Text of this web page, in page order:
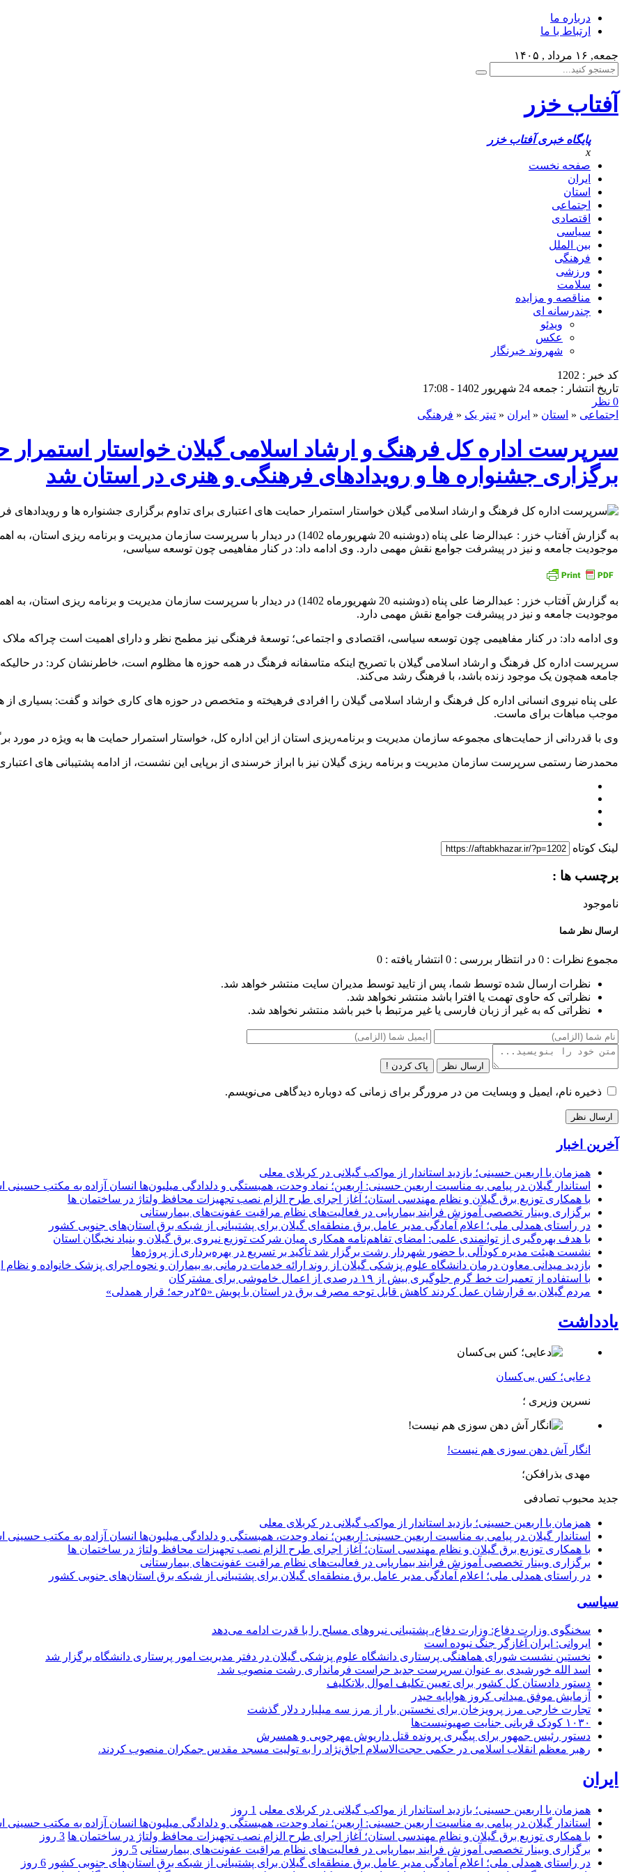
درباره ما
ارتباط با ما
جمعه, ۱۶ مرداد , ۱۴۰۵
آفتاب خزر
پایگاه خبری آفتاب خزر
x
صفحه نخست
ایران
استان
اجتماعی
اقتصادی
سیاسی
بین الملل
فرهنگی
ورزشی
سلامت
مناقصه و مزایده
چندرسانه ای
ویدئو
عکس
شهروند خبرنگار
کد خبر : 1202
تاریخ انتشار : جمعه 24 شهریور 1402 - 17:08
0 نظر
اجتماعی « استان « ایران « تیتر یک « فرهنگی
سرپرست اداره کل فرهنگ و ارشاد اسلامی گیلان خواستار استمرار
برگزاری جشنواره ها و رویدادهای فرهنگی و هنری در استان شد
به گزارش آفتاب خزر : عبدالرضا علی پناه (دوشنبه 20 شهریورماه 1402) در دیدار با سرپرست
موجودیت جامعه و نیز در پیشرفت جوامع نقش مهمی دارد. وی ادامه داد: در کنار مفاهیمی چون توسعه سیاسی،
به گزارش آفتاب خزر : عبدالرضا علی پناه (دوشنبه 20 شهریورماه 1402) در دیدار با سرپرست
موجودیت جامعه و نیز در پیشرفت جوامع نقش مهمی دارد.
وی ادامه داد: در کنار مفاهیمی چون توسعه سیاسی، اقتصادی و اجتماعی؛ توسعۀ فرهنگی نیز مطمح نظر و دارای اهمیت است چراکه
سرپرست اداره کل فرهنگ و ارشاد اسلامی گیلان با تصریح اینکه متاسفانه فرهنگ در همه حوزه ها مظلوم است، خاطرنشان کرد: در
جامعه همچون یک موجود زنده باشد، با فرهنگ رشد می‌کند.
علی پناه نیروی انسانی اداره کل فرهنگ و ارشاد اسلامی گیلان را افرادی فرهیخته و متخصص در حوزه های کاری خواند و گفت: بسیاری از
موجب مباهات برای ماست.
وی با قدردانی از حمایت‌های مجموعه سازمان مدیریت و برنامه‌ریزی استان از این اداره کل، خواستار استمرار حمایت ها به ویژه در مورد
محمدرضا رستمی سرپرست سازمان مدیریت و برنامه ریزی گیلان نیز با ابراز خرسندی از برپایی این نشست، از ادامه پشتیبانی های
لینک کوتاه
برچسب ها :
ناموجود
ارسال نظر شما
مجموع نظرات : 0 در انتظار بررسی : 0 انتشار یافته : 0
نظرات ارسال شده توسط شما، پس از تایید توسط مدیران سایت منتشر خواهد شد.
نظراتی که حاوی تهمت یا افترا باشد منتشر نخواهد شد.
نظراتی که به غیر از زبان فارسی یا غیر مرتبط با خبر باشد منتشر نخواهد شد.
ارسال نظر پاک کردن !
ذخیره نام، ایمیل و وبسایت من در مرورگر برای زمانی که دوباره دیدگاهی می‌نویسم.
آخرین اخبار
همزمان با اربعین حسینی؛ بازدید استاندار از مواکب گیلانی در کربلای معلی
استاندار گیلان در پیامی به مناسبت اربعین حسینی: اربعین؛ نماد وحدت، همبستگی و دلدادگی میلیون‌ها انسان آزاده به مکتب
با همکاری توزیع برق گیلان و نظام مهندسی استان؛ آغاز اجرای طرح الزام نصب تجهیزات محافظ ولتاژ در ساختمان ها
برگزاری وبینار تخصصی آموزش فرایند بیماریابی در فعالیت‌های نظام مراقبت عفونت‌های بیمارستانی
در راستای همدلی ملی؛ اعلام آمادگی مدیر عامل برق منطقه‌ای گیلان برای پشتیبانی از شبكه برق استان‌های جنوبی كشور
با هدف بهره‌گیری از توانمندی علمی: امضای تفاهم‌نامه همكاری میان شركت توزیع نیروی برق گیلان و بنیاد نخبگان استان
نشست هیئت مدیره کودآلی با حضور شهردار رشت برگزار شد تأکید بر تسریع در بهره‌برداری از پروژه‌ها
بازدید میدانی معاون درمان دانشگاه علوم پزشکی گیلان از روند ارائه خدمات درمانی به بیماران و نحوه اجرای پزشک خانواده و
با استفاده از تعمیرات خط گرم جلوگیری بیش از ۱۹ درصدی از اعمال خاموشی برای مشتركان
مردم گیلان به قرارشان عمل کردند كاهش قابل توجه مصرف برق در استان با پویش «۲۵درجه؛ قرار همدلی»
یادداشت
دعایی؛ کس بی‌کسان
نسرین وزیری ؛
انگار آش دهن سوزی هم نیست!
مهدی بذرافکن؛
جدید محبوب تصادفی
همزمان با اربعین حسینی؛ بازدید استاندار از مواکب گیلانی در کربلای معلی
استاندار گیلان در پیامی به مناسبت اربعین حسینی: اربعین؛ نماد وحدت، همبستگی و دلدادگی میلیون‌ها انسان آزاده به مکتب
با همکاری توزیع برق گیلان و نظام مهندسی استان؛ آغاز اجرای طرح الزام نصب تجهیزات محافظ ولتاژ در ساختمان ها
برگزاری وبینار تخصصی آموزش فرایند بیماریابی در فعالیت‌های نظام مراقبت عفونت‌های بیمارستانی
در راستای همدلی ملی؛ اعلام آمادگی مدیر عامل برق منطقه‌ای گیلان برای پشتیبانی از شبكه برق استان‌های جنوبی كشور
سیاسی
سخنگوی وزارت دفاع: وزارت دفاع، پشتیبانی نیرو‌های مسلح را با قدرت ادامه می‌دهد
ایروانی: ایران آغازگر جنگ نبوده است
نخستین نشست شورای هماهنگی پرستاری دانشگاه علوم پزشکی گیلان در دفتر مدیریت امور پرستاری دانشگاه برگزار شد
اسد الله خورشیدی به عنوان سرپرست جدید حراست فرمانداری رشت منصوب شد.
دستور دادستان کل کشور برای تعیین تکلیف اموال بلاتکلیف
آزمایش موفق میدانی کروز هواپایه حیدر
تجارت خارجی مرز پرویزخان برای نخستین بار از مرز سه میلیارد دلار گذشت
۱۰۳۰ کودک قربانی جنایت صهیونیست‌ها
دستور رئیس جمهور برای پیگیری پرونده قتل داریوش مهرجویی و همسرش
رهبر معظم انقلاب اسلامی در حکمی حجت‌الاسلام اجاق‌نژاد را به تولیت مسجد مقدس جمکران منصوب کردند.
ایران
همزمان با اربعین حسینی؛ بازدید استاندار از مواکب گیلانی در کربلای معلی 1 روز
استاندار گیلان در پیامی به مناسبت اربعین حسینی: اربعین؛ نماد وحدت، همبستگی و دلدادگی میلیون‌ها انسان آزاده به مکتب
با همکاری توزیع برق گیلان و نظام مهندسی استان؛ آغاز اجرای طرح الزام نصب تجهیزات محافظ ولتاژ در ساختمان ها 3 روز
برگزاری وبینار تخصصی آموزش فرایند بیماریابی در فعالیت‌های نظام مراقبت عفونت‌های بیمارستانی 5 روز
در راستای همدلی ملی؛ اعلام آمادگی مدیر عامل برق منطقه‌ای گیلان برای پشتیبانی از شبكه برق استان‌های جنوبی كشور 6 روز